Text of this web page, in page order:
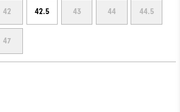
42 42.5 43 44 44.5
47